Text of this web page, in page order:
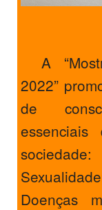
A
2022”
de
Doenças